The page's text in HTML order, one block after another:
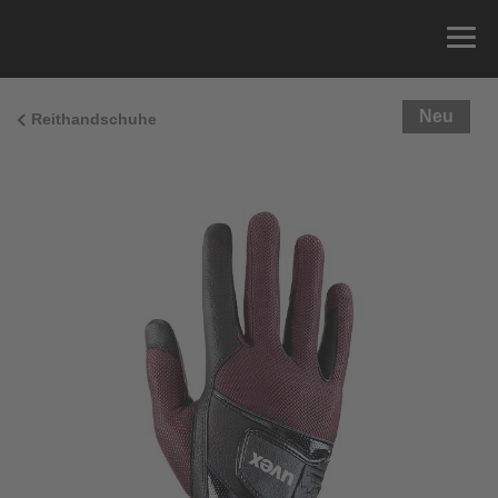
Reithandschuhe Neu
Sie können einfach Ihren Handumfang messen und
die richtige Größe aus der Größentabelle unten
x Umfang
15.0 cm
15.5 cm